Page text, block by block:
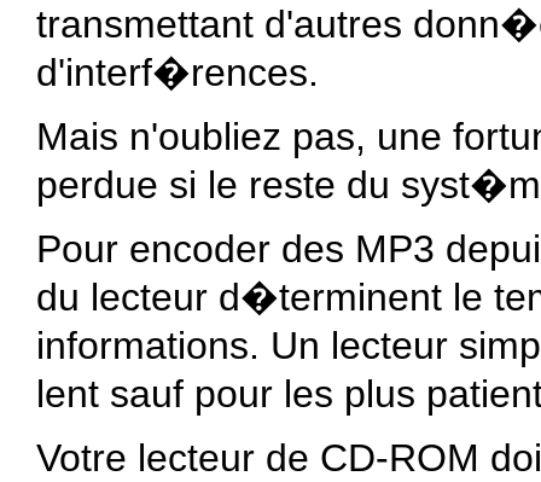
transmettant d'autres
d'interf�rences.
Mais n'oubliez pas, une
perdue si le reste du
Pour encoder des MP3
du lecteur d�terminent le
informations. Un lecteur
lent sauf pour les plus
Votre lecteur de CD-ROM